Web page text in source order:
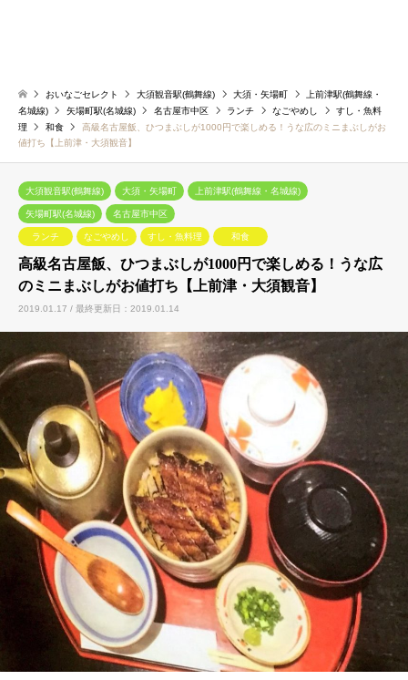
おいなごセレクト 大須観音駅(鶴舞線) 大須・矢場町
上前津駅(鶴舞線・
名城線)
矢場町駅(名城線) 名古屋市中区 ランチ なごやめし
すし・魚料
理
和食
高級名古屋飯、ひつまぶしが1000円で楽しめる！うな広のミニまぶしがお
値打ち【上前津・大須観音】
大須観音駅(鶴舞線) 大須・矢場町 上前津駅(鶴舞線・名城線)
矢場町駅(名城線) 名古屋市中区
ランチ なごやめし すし・魚料理 和食
高級名古屋飯、ひつまぶしが1000円で楽しめる！うな広
のミニまぶしがお値打ち【上前津・大須観音】
2019.01.17 / 最終更新日：2019.01.14